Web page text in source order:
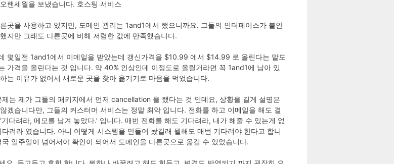
랜세월을 보냈습니다. 호스팅 서비스
곳을 사용하고 있지만, 도메인 관리는 1and1에서 했으니까요. 그들의 인터페이스가 불안
지만 그래도 다른곳에 비해 저렴한 값에 만족했습니다.
몇일전 1and1에서 이메일을 받았는데 갱신가격을 $10.99 에서 $14.99 로 올린다는 말도
가격을 올린다는 것 입니다. 약 40% 인상인데 이정도로 올릴거라면 꼭 1and1에 남아 있
는 이유가 없어서 새로운 곳을 찾아 옮기기로 마음을 먹었습니다.
제는 제가 그들의 패키지에서 먼저 cancellation 을 했다는 것 인데요, 상황을 길게 설명은
겠습니다만, 그들의 커스터머 서비스는 정말 최악 입니다. 전화를 하고 이메일을 해도 결
기다려라, 메모를 남겨 놓았다.’ 입니다. 매번 전화를 해도 기다려라, 내가 해줄 수 있는게 없
다려라 였습니다. 아니 어떻게 시스템을 만들어 놨길래 뭘해도 매번 기다려야 한다고 합니
국 일주일이 넘어서야 확인이 되어서 도메인을 다른곳으로 옮길 수 있었습니다.